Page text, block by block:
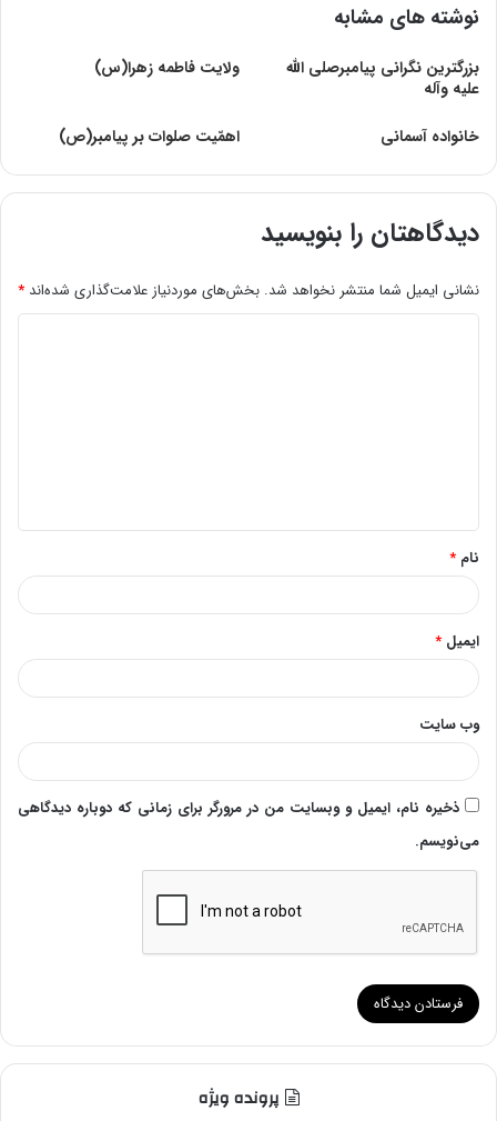
نوشته های مشابه
بزرگترين نگرانی پيامبرصلی الله
عليه وآله
ولایت فاطمه زهرا(س)
خانواده آسمانی اهمّیت صلوات بر پیامبر(ص)
دیدگاهتان را بنویسید
نشانی ایمیل شما منتشر نخواهد شد. بخش‌های موردنیاز علامت‌گذاری شده‌اند *
*
نام *
ایمیل *
وب‌ سایت
ذخیره نام، ایمیل و وبسایت من در مرورگر برای زمانی که دوباره دیدگاهی
می‌نویسم.
پرونده ویژه